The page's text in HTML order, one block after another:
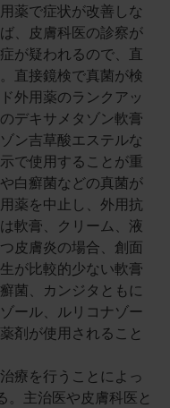
薬で症状が改善しな
、皮膚科医の診察が
が疑われるので、直
直接鏡検で真菌が検
外用薬のランクアッ
デキサメタゾン軟膏
ン吉草酸エステルな
で使用することが重
白癬菌などの真菌が
薬を中止し、外用抗
軟膏、クリーム、液
皮膚炎の場合、創面
が比較的少ない軟膏
菌、カンジタともに
ール、ルリコナゾー
剤が使用されること
療を行うことによっ
。主治医や皮膚科医と